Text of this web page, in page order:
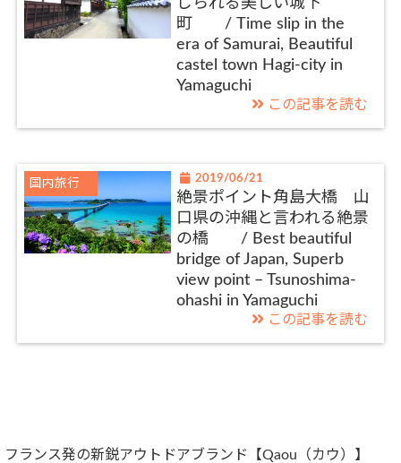
じられる美しい城下
町 / Time slip in the
era of Samurai, Beautiful
castel town Hagi-city in
Yamaguchi
この記事を読む
国内旅行 2019/06/21
絶景ポイント角島大橋 山
口県の沖縄と言われる絶景
の橋 / Best beautiful
bridge of Japan, Superb
view point – Tsunoshima-
ohashi in Yamaguchi
この記事を読む
フランス発の新鋭アウトドアブランド【Qaou（カウ）】